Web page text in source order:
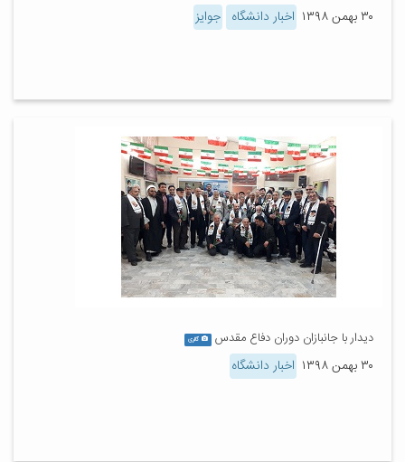
۳۰ بهمن ۱۳۹۸ اخبار دانشگاه جوایز
دیدار با جانبازان دوران دفاع مقدس گالری
۳۰ بهمن ۱۳۹۸ اخبار دانشگاه